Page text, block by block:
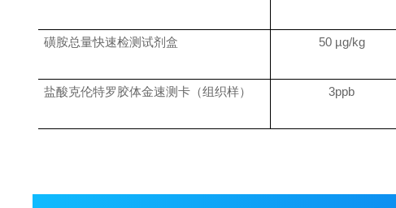
磺胺总量快速检测试剂盒 50 µg/kg
盐酸克伦特罗胶体金速测卡（组织样） 3ppb